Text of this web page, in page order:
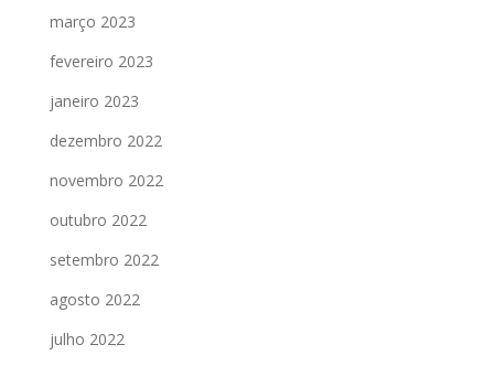
março 2023
fevereiro 2023
janeiro 2023
dezembro 2022
novembro 2022
outubro 2022
setembro 2022
agosto 2022
julho 2022